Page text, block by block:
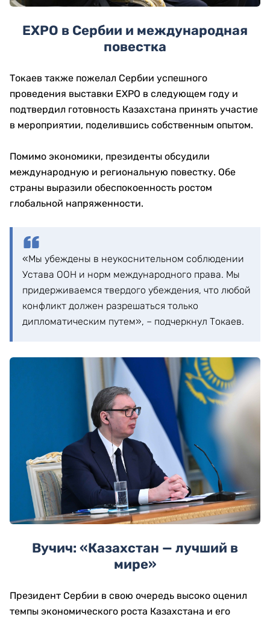
EXPO в Сербии и международная
повестка
Токаев также пожелал Сербии успешного
проведения выставки EXPO в следующем году и
подтвердил готовность Казахстана принять участие
в мероприятии, поделившись собственным опытом.
Помимо экономики, президенты обсудили
международную и региональную повестку. Обе
страны выразили обеспокоенность ростом
глобальной напряженности.
«Мы убеждены в неукоснительном соблюдении
Устава ООН и норм международного права. Мы
придерживаемся твердого убеждения, что любой
конфликт должен разрешаться только
дипломатическим путем», – подчеркнул Токаев.
Вучич: «Казахстан — лучший в
мире»
Президент Сербии в свою очередь высоко оценил
темпы экономического роста Казахстана и его